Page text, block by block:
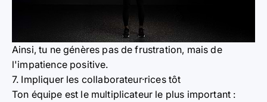
Ainsi, tu ne génères pas de frustration, mais de
l'impatience positive.
7. Impliquer les collaborateur·rices tôt
Ton équipe est le multiplicateur le plus important :